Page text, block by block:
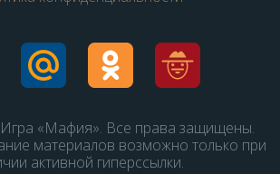
«Мафия». Все права защищены.
материалов возможно только при
активной гиперссылки.